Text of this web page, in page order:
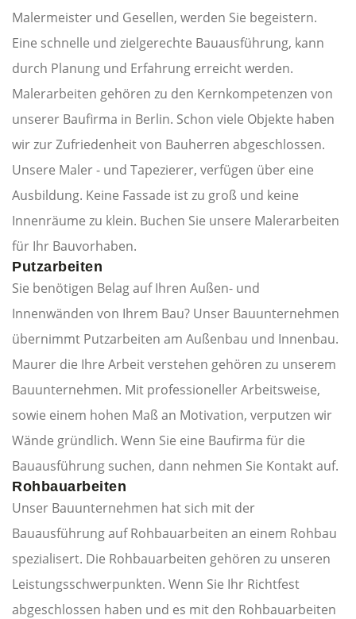
Malermeister und Gesellen, werden Sie begeistern.
Eine schnelle und zielgerechte Bauausführung, kann
durch Planung und Erfahrung erreicht werden.
Malerarbeiten gehören zu den Kernkompetenzen von
unserer Baufirma in Berlin. Schon viele Objekte haben
wir zur Zufriedenheit von Bauherren abgeschlossen.
Unsere Maler - und Tapezierer, verfügen über eine
Ausbildung. Keine Fassade ist zu groß und keine
Innenräume zu klein. Buchen Sie unsere Malerarbeiten
für Ihr Bauvorhaben.
Putzarbeiten
Sie benötigen Belag auf Ihren Außen- und
Innenwänden von Ihrem Bau? Unser Bauunternehmen
übernimmt Putzarbeiten am Außenbau und Innenbau.
Maurer die Ihre Arbeit verstehen gehören zu unserem
Bauunternehmen. Mit professioneller Arbeitsweise,
sowie einem hohen Maß an Motivation, verputzen wir
Wände gründlich. Wenn Sie eine Baufirma für die
Bauausführung suchen, dann nehmen Sie Kontakt auf.
Rohbauarbeiten
Unser Bauunternehmen hat sich mit der
Bauausführung auf Rohbauarbeiten an einem Rohbau
spezialisert. Die Rohbauarbeiten gehören zu unseren
Leistungsschwerpunkten. Wenn Sie Ihr Richtfest
abgeschlossen haben und es mit den Rohbauarbeiten